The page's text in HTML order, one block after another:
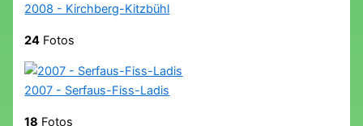
2008 - Kirchberg-Kitzbühl
24 Fotos
2007 - Serfaus-Fiss-Ladis
18 Fotos